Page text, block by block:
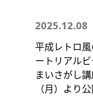
2025.12.08
平成レトロ
ートリアル
まいさがし
（月）より